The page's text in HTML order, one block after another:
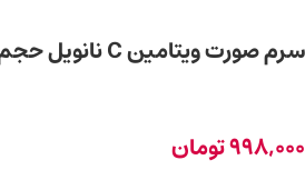
سرم صورت ویتامین C نانویل حجم 50 میلی‌لیتر
998,000تومان